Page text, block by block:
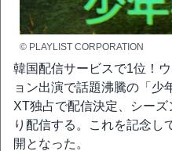
© PLAYLIST CORPORATION
韓国配信サービスで1位！
ョン出演で話題沸騰の「少
XT独占で配信決定、シー
り配信する。これを記念し
開となった。